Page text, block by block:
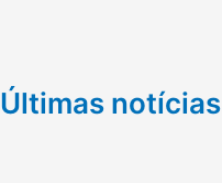
Últimas notícias